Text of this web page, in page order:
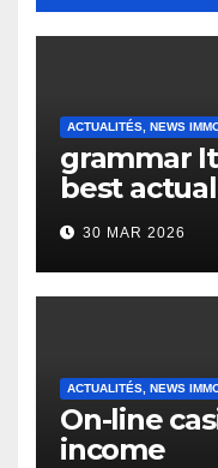
ACTUALITÉS, NEWS
grammar
best
to it’s the
English
Heap
30 MAR 2026
ACTUALITÉS, NEWS
On-line
income